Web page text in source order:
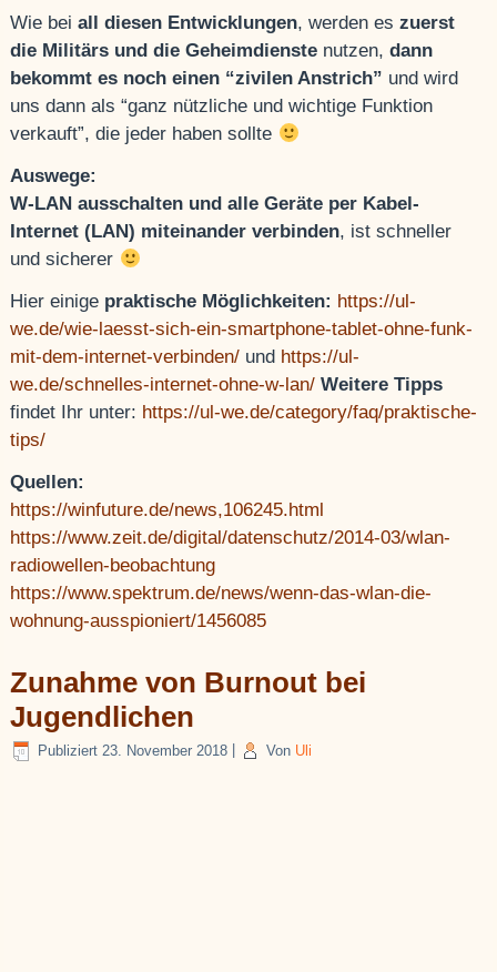
Wie beiall diesen Entwicklungen, werden eszuerst
die Militärs und die Geheimdienste nutzen,dann
bekommt es noch einen “zivilen Anstrich” und wird
uns dann als “ganz nützliche und wichtige Funktion
verkauft”, die jeder haben sollte
Auswege:
W-LAN ausschalten und alle Geräte per Kabel-
Internet (LAN) miteinander verbinden, ist schneller
und sicherer
Hier einige praktische Möglichkeiten: https://ul-
we.de/wie-laesst-sich-ein-smartphone-tablet-ohne-funk-
mit-dem-internet-verbinden/ und https://ul-
we.de/schnelles-internet-ohne-w-lan/Weitere Tipps
findet Ihr unter: https://ul-we.de/category/faq/praktische-
tips/
Quellen:
https://winfuture.de/news,106245.html
https://www.zeit.de/digital/datenschutz/2014-03/wlan-
radiowellen-beobachtung
https://www.spektrum.de/news/wenn-das-wlan-die-
wohnung-ausspioniert/1456085
Zunahme von Burnout bei
Jugendlichen
Publiziert 23. November 2018 Von Uli